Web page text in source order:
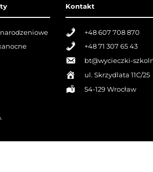
Kontakt
+48 607 708 870
+48 71 307 65 43
bt@wycieczki-
ul. Skrzydlata 11C/25
54-129 Wrocław